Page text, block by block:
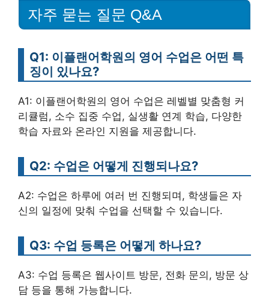
자주 묻는 질문 Q&A
Q1: 이플랜어학원의 영어 수업은 어떤 특
징이 있나요?
A1: 이플랜어학원의 영어 수업은 레벨별 맞춤형 커
리큘럼, 소수 집중 수업, 실생활 연계 학습, 다양한
학습 자료와 온라인 지원을 제공합니다.
Q2: 수업은 어떻게 진행되나요?
A2: 수업은 하루에 여러 번 진행되며, 학생들은 자
신의 일정에 맞춰 수업을 선택할 수 있습니다.
Q3: 수업 등록은 어떻게 하나요?
A3: 수업 등록은 웹사이트 방문, 전화 문의, 방문 상
담 등을 통해 가능합니다.